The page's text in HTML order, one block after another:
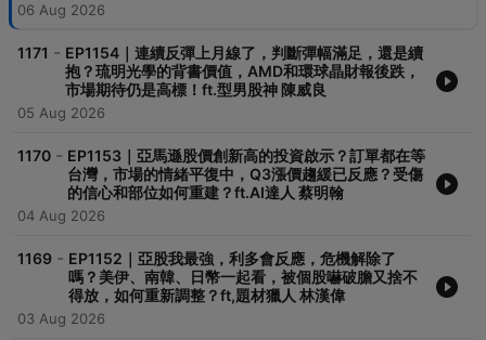
06 Aug 2026
1171 - EP1154｜連續反彈上月線了，判斷彈幅滿足，還是續
抱？琉明光學的背書價值，AMD和環球晶財報後跌，
市場期待仍是高標！ft.型男股神 陳威良
05 Aug 2026
1170 - EP1153｜亞馬遜股價創新高的投資啟示？訂單都在等
台灣，市場的情緒平復中，Q3漲價趨緩已反應？受傷
的信心和部位如何重建？ft.AI達人 蔡明翰
04 Aug 2026
1169 - EP1152｜亞股我最強，利多會反應，危機解除了
嗎？美伊、南韓、日幣一起看，被個股嚇破膽又捨不
得放，如何重新調整？ft,題材獵人 林漢偉
03 Aug 2026